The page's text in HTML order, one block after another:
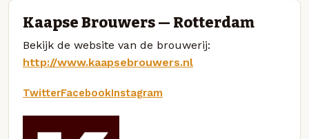
Kaapse Brouwers — Rotterdam
Bekijk de website van de brouwerij:
http://www.kaapsebrouwers.nl
TwitterFacebookInstagram